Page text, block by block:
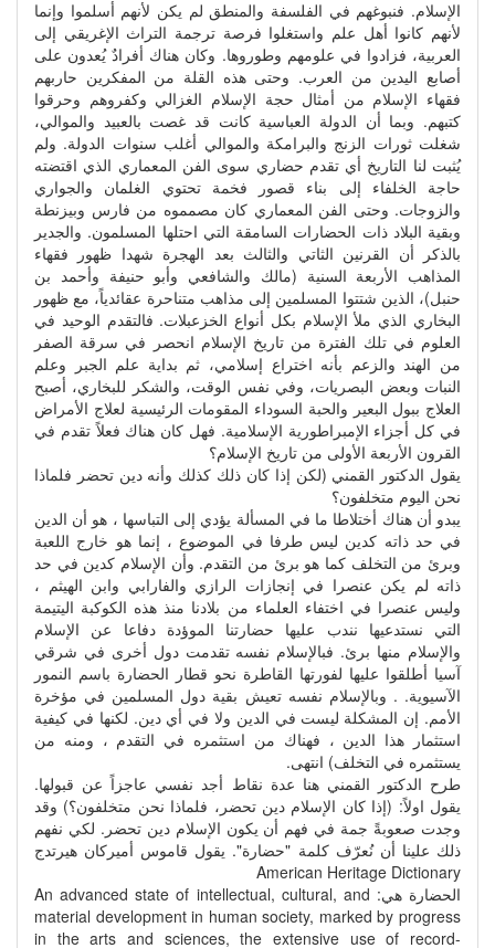
الإسلام. فنبوغهم في الفلسفة والمنطق لم يكن لأنهم أسلموا وإنما
لأنهم كانوا أهل علم واستغلوا فرصة ترجمة التراث الإغريقي إلى
العربية، فزادوا في علومهم وطوروها. وكان هناك أفرادٌ يُعدون على
أصابع اليدين من العرب. وحتى هذه القلة من المفكرين حاربهم
فقهاء الإسلام من أمثال حجة الإسلام الغزالي وكفروهم وحرقوا
كتبهم. وبما أن الدولة العباسية كانت قد غصت بالعبيد والموالي،
شغلت ثورات الزنج والبرامكة والموالي أغلب سنوات الدولة. ولم
يُثبت لنا التاريخ أي تقدم حضاري سوى الفن المعماري الذي اقتضته
حاجة الخلفاء إلى بناء قصور فخمة تحتوي الغلمان والجواري
والزوجات. وحتى الفن المعماري كان مصمموه من فارس وبيزنطة
وبقية البلاد ذات الحضارات السامقة التي احتلها المسلمون. والجدير
بالذكر أن القرنين الثاتي والثالث بعد الهجرة شهدا ظهور فقهاء
المذاهب الأربعة السنية (مالك والشافعي وأبو حنيفة وأحمد بن
حنبل)، الذين شتتوا المسلمين إلى مذاهب متناحرة عقائدياً، مع ظهور
البخاري الذي ملأ الإسلام بكل أنواع الخزعبلات. فالتقدم الوحيد في
العلوم في تلك الفترة من تاريخ الإسلام انحصر في سرقة الصفر
من الهند والزعم بأنه اختراع إسلامي، ثم بداية علم الجبر وعلم
النبات وبعض البصريات، وفي نفس الوقت، والشكر للبخاري، أصبح
العلاج ببول البعير والحبة السوداء المقومات الرئيسية لعلاج الأمراض
في كل أجزاء الإمبراطورية الإسلامية. فهل كان هناك فعلاً تقدم في
القرون الأربعة الأولى من تاريخ الإسلام؟
يقول الدكتور القمني (لكن إذا كان ذلك كذلك وأنه دين تحضر فلماذا
نحن اليوم متخلفون؟
يبدو أن هناك أختلاطا ما في المسألة يؤدي إلى التباسها ، هو أن الدين
في حد ذاته كدين ليس طرفا في الموضوع ، إنما هو خارج اللعبة
وبرئ من التخلف كما هو برئ من التقدم. وأن الإسلام كدين في حد
ذاته لم يكن عنصرا في إنجازات الرازي والفارابي وابن الهيثم ،
وليس عنصرا في اختفاء العلماء من بلادنا منذ هذه الكوكبة اليتيمة
التي نستدعيها نندب عليها حضارتنا الموؤدة دفاعا عن الإسلام
والإسلام منها برئ. فبالإسلام نفسه تقدمت دول أخرى في شرقي
آسيا أطلقوا عليها لفورتها القاطرة نحو قطار الحضارة باسم النمور
الآسيوية. . وبالإسلام نفسه تعيش بقية دول المسلمين في مؤخرة
الأمم. إن المشكلة ليست في الدين ولا في أي دين. لكنها في كيفية
استثمار هذا الدين ، فهناك من استثمره في التقدم ، ومنه من
يستثمره في التخلف) انتهى.
طرح الدكتور القمني هنا عدة نقاط أجد نفسي عاجزاً عن قبولها.
يقول اولاً: (إذا كان الإسلام دين تحضر، فلماذا نحن متخلفون؟) وقد
وجدت صعوبةً جمة في فهم أن يكون الإسلام دين تحضر. لكي نفهم
ذلك علينا أن نُعرّف كلمة "حضارة". يقول قاموس أميركان هيرتدج
American Heritage Dictionary
الحضارة هي: An advanced state of intellectual, cultural, and
material development in human society, marked by progress
in the arts and sciences, the extensive use of record-